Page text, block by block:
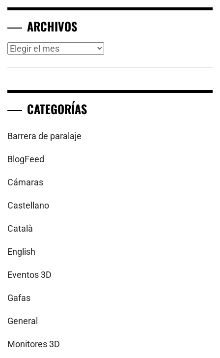
ARCHIVOS
Archivos
CATEGORÍAS
Barrera de paralaje
BlogFeed
Cámaras
Castellano
Català
English
Eventos 3D
Gafas
General
Monitores 3D